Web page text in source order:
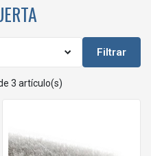
Filtrar
3 artículo(s)